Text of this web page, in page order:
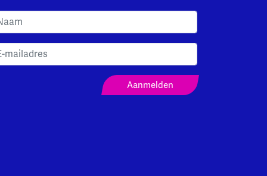
Nieuwsbrief
Aanmelden